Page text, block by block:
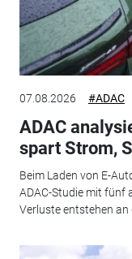
07.08.2026 #ADAC
ADAC
spart Strom,
Beim Laden von E-
ADAC-Studie mit fünf
Verluste entstehen an